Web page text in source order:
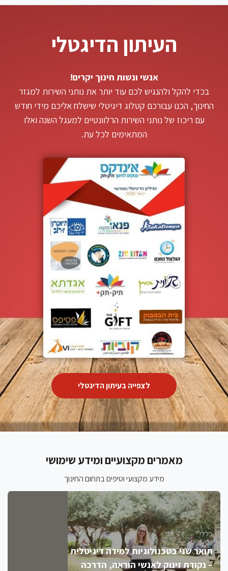
העיתון הדיגטלי
אנשי ונשות חינוך יקרים!
בכדי להקל ולהנגיש לכם עוד יותר את נותני השירות למגזר
החינוך, הכנו עבורכם קטלוג דיגיטלי שישלח אליכם מידי חודש
עם ריכוז של נותני השירות הרלוונטיים למעגל השנה ואלו
המתאימים לכל עת.
לצפייה בעיתון הדיגטלי
מאמרים מקצועיים ומידע שימושי
מידע מקצועי וטיפים בתחום החינוך
כללי
תואר שני בטכנולוגיות למידה דיגיטלית
– נקודת זינוק לאנשי הוראה, הדרכה